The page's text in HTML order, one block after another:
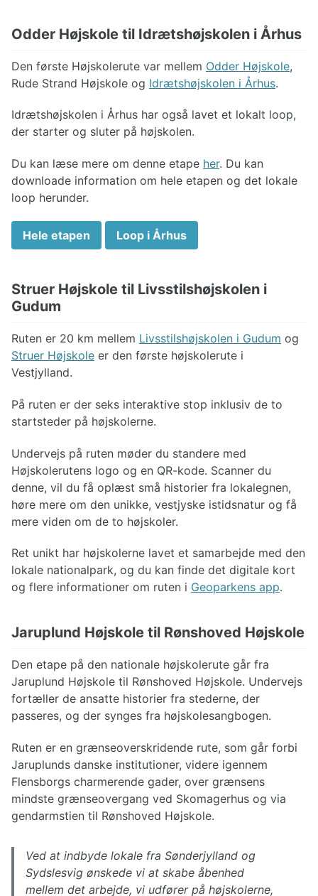
Odder Højskole til Idrætshøjskolen i Århus
Den første Højskolerute var mellem Odder Højskole,
Rude Strand Højskole og Idrætshøjskolen i Århus.
Idrætshøjskolen i Århus har også lavet et lokalt loop,
der starter og sluter på højskolen.
Du kan læse mere om denne etape her. Du kan
downloade information om hele etapen og det lokale
loop herunder.
Hele etapen Loop i Århus
Struer Højskole til Livsstilshøjskolen i
Gudum
Ruten er 20 km mellem Livsstilshøjskolen i Gudum og
Struer Højskole er den første højskolerute i
Vestjylland.
På ruten er der seks interaktive stop inklusiv de to
startsteder på højskolerne.
Undervejs på ruten møder du standere med
Højskolerutens logo og en QR-kode. Scanner du
denne, vil du få oplæst små historier fra lokalegnen,
høre mere om den unikke, vestjyske istidsnatur og få
mere viden om de to højskoler.
Ret unikt har højskolerne lavet et samarbejde med den
lokale nationalpark, og du kan finde det digitale kort
og flere informationer om ruten i Geoparkens app.
Jaruplund Højskole til Rønshoved Højskole
Den etape på den nationale højskolerute går fra
Jaruplund Højskole til Rønshoved Højskole. Undervejs
fortæller de ansatte historier fra stederne, der
passeres, og der synges fra højskolesangbogen.
Ruten er en grænseoverskridende rute, som går forbi
Jaruplunds danske institutioner, videre igennem
Flensborgs charmerende gader, over grænsens
mindste grænseovergang ved Skomagerhus og via
gendarmstien til Rønshoved Højskole.
Ved at indbyde lokale fra Sønderjylland og
Sydslesvig ønskede vi at skabe åbenhed
mellem det arbejde, vi udfører på højskolerne,